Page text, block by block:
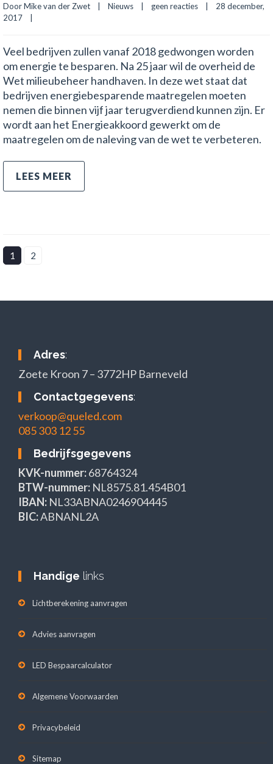
Door Mike van der Zwet    | Nieuws geen reacties
    |    28 december,
2017    |
Veel bedrijven zullen vanaf 2018 gedwongen worden
om energie te besparen. Na 25 jaar wil de overheid de
Wet milieubeheer handhaven. In deze wet staat dat
bedrijven energiebesparende maatregelen moeten
nemen die binnen vijf jaar terugverdiend kunnen zijn. Er
wordt aan het Energieakkoord gewerkt om de
maatregelen om de naleving van de wet te verbeteren.
LEES MEER
1 2
Adres:
Zoete Kroon 7 – 3772HP Barneveld
Contactgegevens:
verkoop@queled.com
085 303 12 55
Bedrijfsgegevens
KVK-nummer:68764324
BTW-nummer: NL8575.81.454B01
IBAN: NL33ABNA0246904445
BIC:ABNANL2A
Handige links
Lichtberekening aanvragen
Advies aanvragen
LED Bespaarcalculator
Algemene Voorwaarden
Privacybeleid
Sitemap